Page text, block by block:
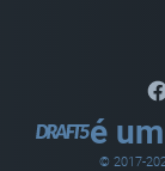
é
© 2017-